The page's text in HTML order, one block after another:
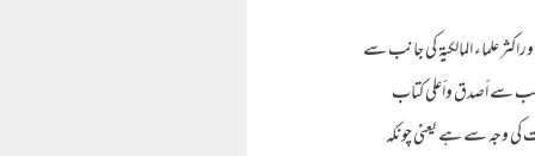
علماء المالكية کی جانب سے
سب سے أصدق وأعلى کتاب
کی وجہ سے ہے یعنی چونکہ